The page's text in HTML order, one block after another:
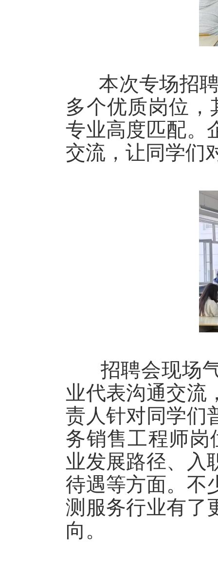
本次专场招聘
多个优质岗位
专业高度匹配。
交流，让同学们
招聘会现场气
业代表沟通交流
责人针对同学们
务销售工程师岗
业发展路径、入
待遇等方面。不
测服务行业有了
向。